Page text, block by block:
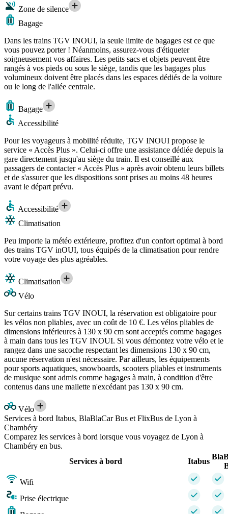
Zone de silence
Bagage
Dans les trains TGV INOUI, la seule limite de bagages est ce que
vous pouvez porter ! Néanmoins, assurez-vous d'étiqueter
soigneusement vos affaires. Les petits sacs et objets peuvent être
rangés à vos pieds ou sous le siège, tandis que les bagages plus
volumineux doivent être placés dans les espaces dédiés de la voiture
ou le long de l'allée centrale.
Bagage
Accessibilité
Pour les voyageurs à mobilité réduite, TGV INOUI propose le
service « Accès Plus ». Celui-ci offre une assistance dédiée depuis la
gare directement jusqu'au siège du train. Il est conseillé aux
passagers de contacter « Accès Plus » après avoir obtenu leurs billets
et de s'assurer que les dispositions sont prises au moins 48 heures
avant le départ prévu.
Accessibilité
Climatisation
Peu importe la météo extérieure, profitez d'un confort optimal à bord
des trains TGV inOUI, tous équipés de la climatisation pour rendre
votre voyage des plus agréables.
Climatisation
Vélo
Sur certains trains TGV INOUI, la réservation est obligatoire pour
les vélos non pliables, avec un coût de 10 €. Les vélos pliables de
dimensions inférieures à 130 x 90 cm sont acceptés comme bagages
à main dans tous les TGV INOUI. Si vous démontez votre vélo et le
rangez dans une sacoche respectant les dimensions 130 x 90 cm,
aucune réservation n'est nécessaire. Par ailleurs, les équipements
pour sports aquatiques, snowboards, scooters pliables et instruments
de musique sont admis comme bagages à main, à condition d'être
contenus dans une mallette n'excédant pas 130 x 90 cm.
Vélo
Services à bord Itabus, BlaBlaCar Bus et FlixBus de Lyon à
Chambéry
Comparez les services à bord lorsque vous voyagez de Lyon à
Chambéry en bus.
Services à bord
Itabus
Wifi
Prise électrique